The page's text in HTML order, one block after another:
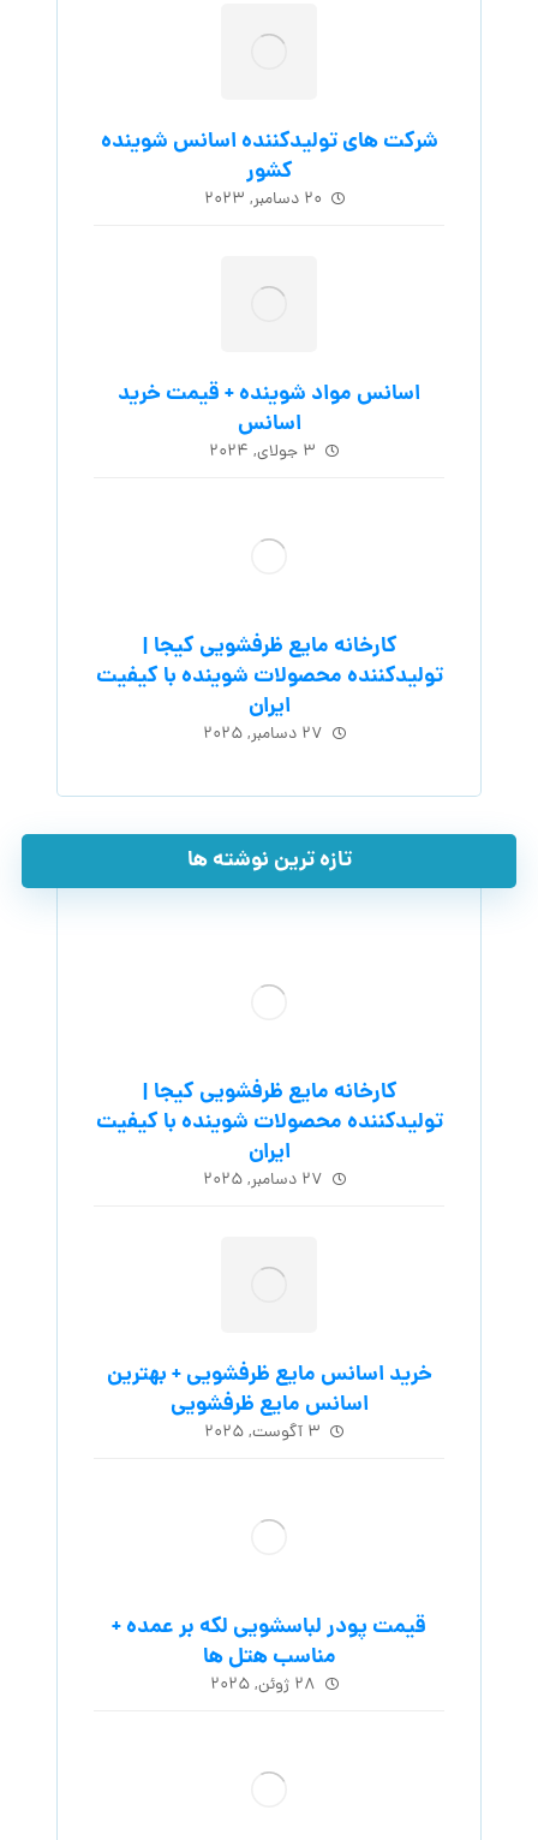
شرکت های تولیدکننده اسانس شوینده
کشور
۲۰ دسامبر, ۲۰۲۳
اسانس مواد شوینده + قیمت خرید
اسانس
۳ جولای, ۲۰۲۴
کارخانه مایع ظرفشویی کیجا |
تولیدکننده محصولات شوینده با کیفیت
ایران
۲۷ دسامبر, ۲۰۲۵
تازه ترین نوشته ها
کارخانه مایع ظرفشویی کیجا |
تولیدکننده محصولات شوینده با کیفیت
ایران
۲۷ دسامبر, ۲۰۲۵
خرید اسانس مایع ظرفشویی + بهترین
اسانس مایع ظرفشویی
۳ آگوست, ۲۰۲۵
قیمت پودر لباسشویی لکه بر عمده +
مناسب هتل ها
۲۸ ژوئن, ۲۰۲۵